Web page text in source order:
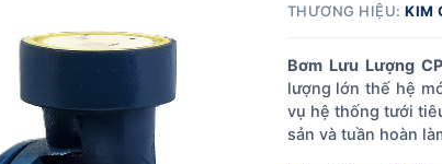
THƯƠNG HIỆU:KIM
Bơm Lưu Lượng
lượng lớn thế hệ
vụ hệ thống tưới
sản và tuần hoàn